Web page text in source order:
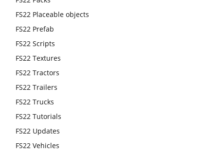
FS22 Placeable objects
FS22 Prefab
FS22 Scripts
FS22 Textures
FS22 Tractors
FS22 Trailers
FS22 Trucks
FS22 Tutorials
FS22 Updates
FS22 Vehicles